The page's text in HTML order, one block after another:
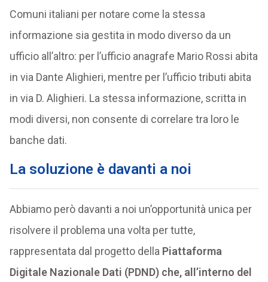
Comuni italiani per notare come la stessa
informazione sia gestita in modo diverso da un
ufficio all’altro: per l’ufficio anagrafe Mario Rossi abita
in via Dante Alighieri, mentre per l’ufficio tributi abita
in via D. Alighieri. La stessa informazione, scritta in
modi diversi, non consente di correlare tra loro le
banche dati.
La soluzione è davanti a noi
Abbiamo però davanti a noi un’opportunità unica per
risolvere il problema una volta per tutte,
rappresentata dal progetto della Piattaforma
Digitale Nazionale Dati (PDND) che, all’interno del